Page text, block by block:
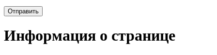
Информация о странице